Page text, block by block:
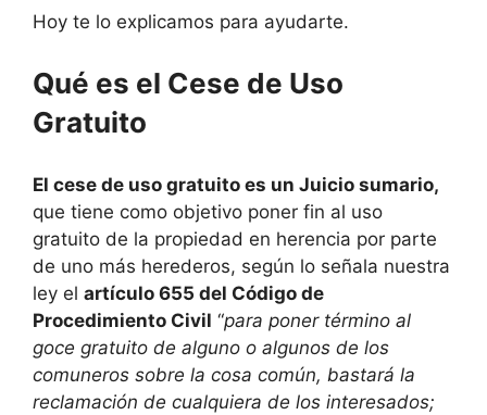
Hoy te lo explicamos para ayudarte.
Qué es el Cese de Uso
Gratuito
El cese de uso gratuito es un Juicio sumario,
que tiene como objetivo poner fin al uso
gratuito de la propiedad en herencia por parte
de uno más herederos, según lo señala nuestra
ley el artículo 655 del Código de
Procedimiento Civil “para poner término al
goce gratuito de alguno o algunos de los
comuneros sobre la cosa común, bastará la
reclamación de cualquiera de los interesados;